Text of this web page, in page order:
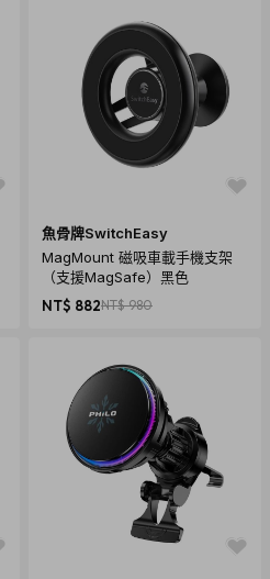
魚骨牌SwitchEasy
MagMount 磁吸車載手機支架
（支援MagSafe）黑色
NT$ 882NT$ 980